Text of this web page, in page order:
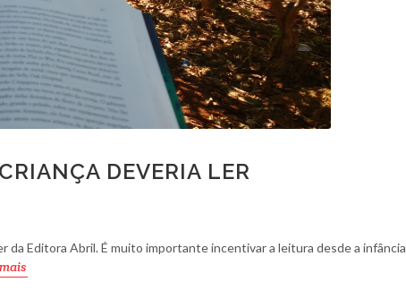
DEVERIA LER
da Editora Abril. É muito importante incentivar a leitura desde a infância